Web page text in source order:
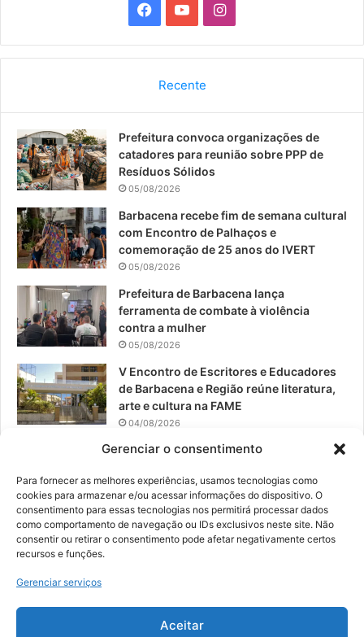
Gerenciar o consentimento
Para fornecer as melhores experiências, usamos tecnologias como
cookies para armazenar e/ou acessar informações do dispositivo. O
consentimento para essas tecnologias nos permitirá processar dados
como comportamento de navegação ou IDs exclusivos neste site. Não
consentir ou retirar o consentimento pode afetar negativamente certos
recursos e funções.
Gerenciar serviços
Aceitar
a
b
o
k
o
u
b
I
n
a
a
Recente
Prefeitura convoca organizações de
catadores para reunião sobre PPP de
Resíduos Sólidos
05/08/2026
Barbacena recebe fim de semana cultural
com Encontro de Palhaços e
comemoração de 25 anos do IVERT
05/08/2026
Prefeitura de Barbacena lança
ferramenta de combate à violência
contra a mulher
05/08/2026
V Encontro de Escritores e Educadores
de Barbacena e Região reúne literatura,
arte e cultura na FAME
04/08/2026
Teatro da Pedra apresenta novo
04/08/2026
© 2026, Todos os direitos reservados | Desenvolvido por:
Digital Business| Hospedado por:NP Publicidade
Fale Conosco
Sobre Nós